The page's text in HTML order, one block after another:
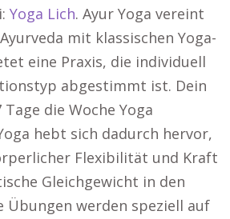
Yoga Lich. Ayur Yoga vereint
mit klassischen Yoga-
eine Praxis, die individuell
abgestimmt ist. Dein
die Woche Yoga
hebt sich dadurch hervor,
Flexibilität und Kraft
Gleichgewicht in den
Übungen werden speziell auf